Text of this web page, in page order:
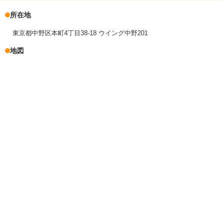
所在地
東京都中野区本町4丁目38-18 ウイング中野201
地図